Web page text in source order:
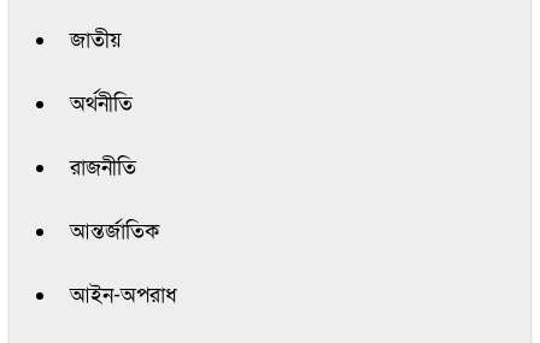
জাতীয়
অর্থনীতি
রাজনীতি
আন্তর্জাতিক
আইন-অপরাধ